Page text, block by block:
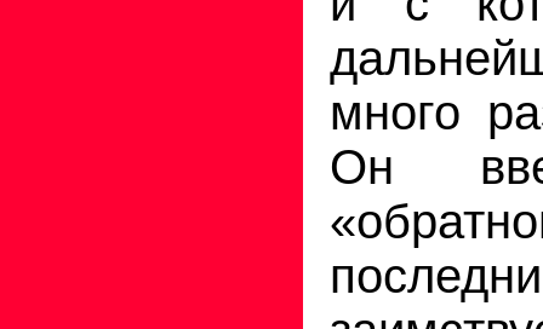
много
Он